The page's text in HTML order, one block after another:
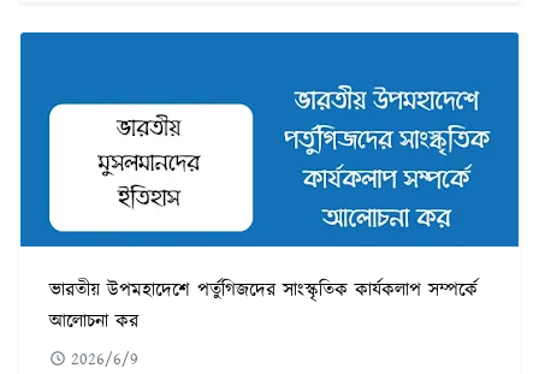
ভারতীয় উপমহাদেশে পর্তুগিজদের সাংস্কৃতিক কার্যকলাপ সম্পর্কে
আলোচনা কর
2026/6/9